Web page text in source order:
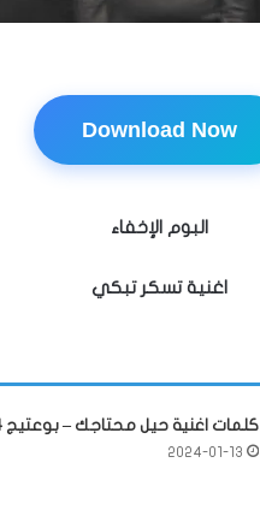
Download Now
البوم الإخفاء
اغنية تسكر تبكي
كلمات اغنية حيل محتاجك – بوعتيج 2024
2024-01-13